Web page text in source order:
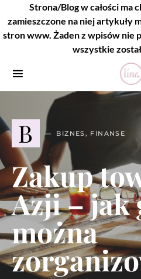
Strona/Blog w całości ma
zamieszczone na niej artykuły
stron www. Żaden z wpisów nie
wszystkie
B BIZNES, FINANSE
Zakup
Azji – jak
można